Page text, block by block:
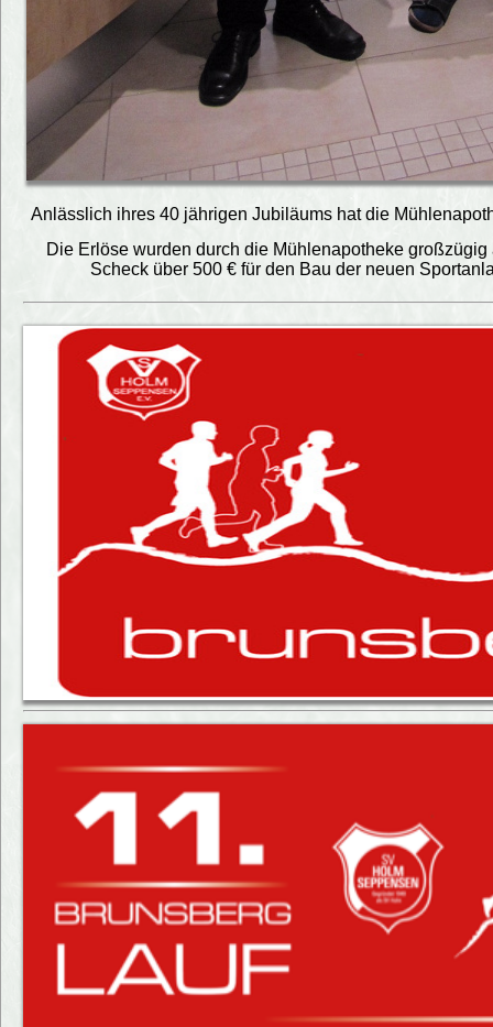
Anlässlich ihres 40 jährigen Jubiläums hat die
Die Erlöse wurden durch die Mühlenapotheke
Scheck über 500 € für den Bau der neuen